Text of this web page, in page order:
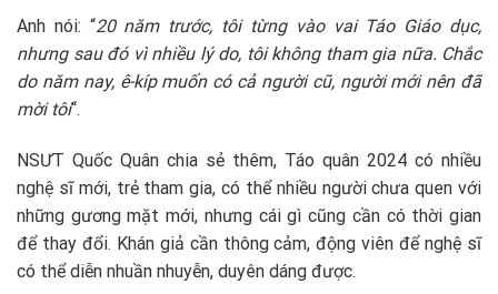
Anh nói: “20 năm trước, tôi từng vào vai Táo Giáo dục,
nhưng sau đó vì nhiều lý do, tôi không tham gia nữa. Chắc
do năm nay, ê-kíp muốn có cả người cũ, người mới nên đã
mời tôi“.
NSƯT Quốc Quân chia sẻ thêm, Táo quân 2024 có nhiều
nghệ sĩ mới, trẻ tham gia, có thể nhiều người chưa quen với
những gương mặt mới, nhưng cái gì cũng cần có thời gian
để thay đổi. Khán giả cần thông cảm, động viên để nghệ sĩ
có thể diễn nhuần nhuyễn, duyên dáng được.